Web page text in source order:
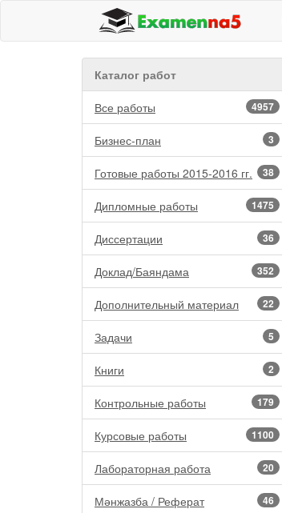
Каталог работ
4957
Все работы
3
Бизнес-план
38
Готовые работы 2015-2016 гг.
1475
Дипломные работы
36
Диссертации
352
Доклад/Баяндама
22
Дополнительный материал
5
Задачи
2
Книги
179
Контрольные работы
1100
Курсовые работы
20
Лабораторная работа
46
Мәнжазба / Реферат